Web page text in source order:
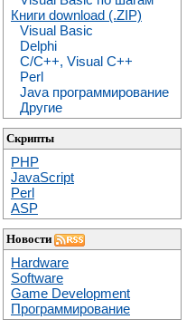
Книги download (.ZIP)
Visual Basic
Delphi
C/C++, Visual C++
Perl
Java программирование
Другие
Скрипты
PHP
JavaScript
Perl
ASP
Новости
Hardware
Software
Game Development
Программирование